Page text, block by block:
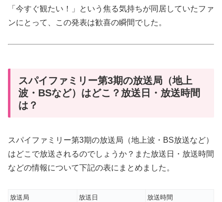
「今すぐ観たい！」という焦る気持ちが同居していたファ
ンにとって、この発表は歓喜の瞬間でした。
スパイファミリー第3期の放送局（地上
波・BSなど）はどこ？放送日・放送時間
は？
スパイファミリー第3期の放送局（地上波・BS放送など）
はどこで放送されるのでしょうか？また放送日・放送時間
などの情報について下記の表にまとめました。
放送局 放送日 放送時間